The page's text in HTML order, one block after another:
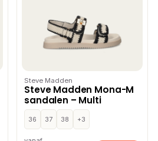
Steve Madden
Steve Madden Mona-M
sandalen – Multi
36 37 38 +3